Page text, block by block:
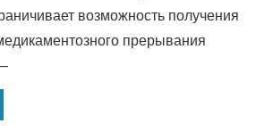
возможность получения
прерывания